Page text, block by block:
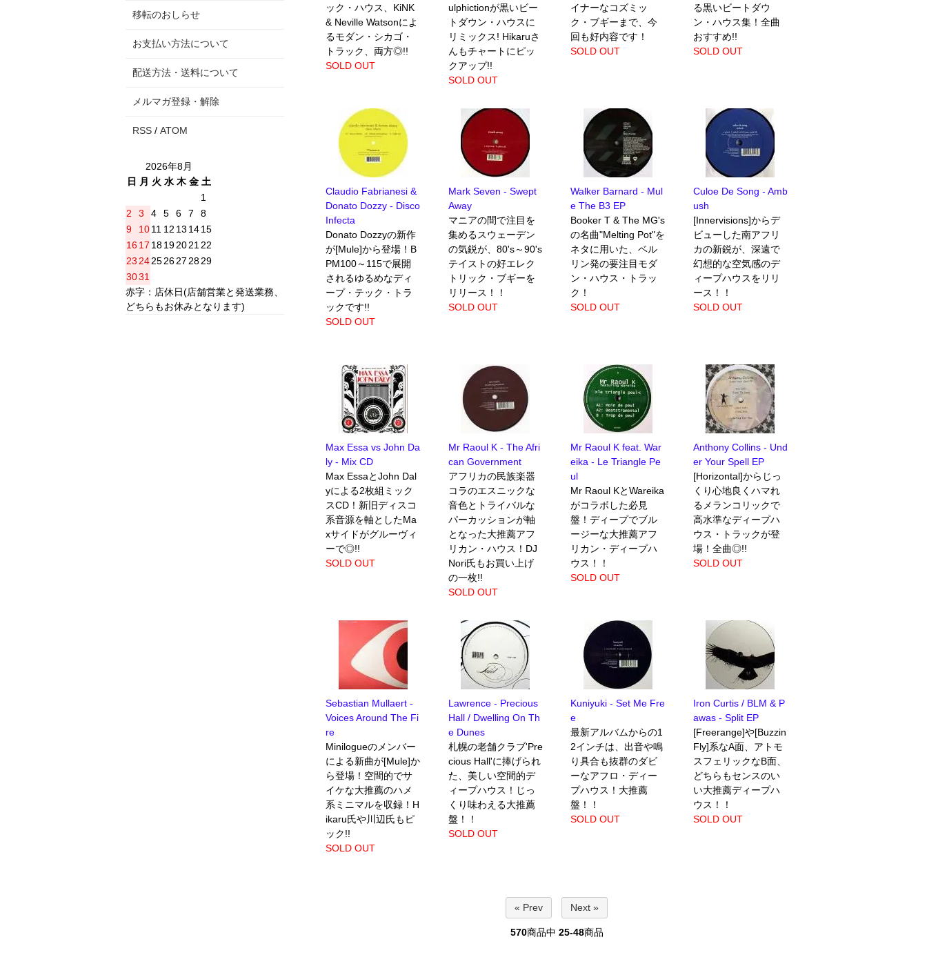
ック・ハウス、KiNK
& Neville Watsonによ
るモダン・シカゴ・
トラック、両方◎!!
SOLD OUT
ulphictionが黒いビー
トダウン・ハウスに
リミックス! Hikaruさ
んもチャートにピッ
クアップ!!
SOLD OUT
イナーなコズミッ
ク・ブギーまで、今
回も好内容です！
SOLD OUT
る黒いビートダウ
ン・ハウス集！全曲
おすすめ!!
SOLD OUT
Claudio Fabrianesi &
Donato Dozzy - Disco
Infecta
Donato Dozzyの新作
が[Mule]から登場！B
PM100～115で展開
されるゆるめなディ
ープ・テック・トラ
ックです!!
SOLD OUT
Mark Seven - Swept
Away
マニアの間で注目を
集めるスウェーデン
の気鋭が、80's～90's
テイストの好エレク
トリック・ブギーを
リリース！！
SOLD OUT
Walker Barnard - Mul
e The B3 EP
Booker T & The MG's
の名曲"Melting Pot"を
ネタに用いた、ベル
リン発の要注目モダ
ン・ハウス・トラッ
ク！
SOLD OUT
Culoe De Song - Amb
ush
[Innervisions]からデ
ビューした南アフリ
カの新鋭が、深遠で
幻想的な空気感のデ
ィープハウスをリリ
ース！！
SOLD OUT
Max Essa vs John Da
ly - Mix CD
Max EssaとJohn Dal
yによる2枚組ミック
スCD！新旧ディスコ
系音源を軸としたMa
xサイドがグルーヴィ
ーで◎!!
SOLD OUT
Mr Raoul K - The Afri
can Government
アフリカの民族楽器
コラのエスニックな
音色とトライバルな
パーカッションが軸
となった大推薦アフ
リカン・ハウス！DJ
Nori氏もお買い上げ
の一枚!!
SOLD OUT
Mr Raoul K feat. War
eika - Le Triangle Pe
ul
Mr Raoul KとWareika
がコラボした必見
盤！ディープでブル
ージーな大推薦アフ
リカン・ディープハ
ウス！！
SOLD OUT
Anthony Collins - Und
er Your Spell EP
[Horizontal]からじっ
くり心地良くハマれ
るメランコリックで
高水準なディープハ
ウス・トラックが登
場！全曲◎!!
SOLD OUT
Sebastian Mullaert -
Voices Around The Fi
re
Minilogueのメンバー
による新曲が[Mule]か
ら登場！空間的でサ
イケな大推薦のハメ
系ミニマルを収録！H
ikaru氏や川辺氏もピ
ック!!
SOLD OUT
Lawrence - Precious
Hall / Dwelling On Th
e Dunes
札幌の老舗クラブ'Pre
cious Hall'に捧げられ
た、美しい空間的デ
ィープハウス！じっ
くり味わえる大推薦
盤！！
SOLD OUT
Kuniyuki - Set Me Fre
e
最新アルバムからの1
2インチは、出音や鳴
り具合も抜群のダビ
ーなアフロ・ディー
プハウス！大推薦
盤！！
SOLD OUT
Iron Curtis / BLM & P
awas - Split EP
[Freerange]や[Buzzin
Fly]系なA面、アトモ
スフェリックなB面、
どちらもセンスのい
い大推薦ディープハ
ウス！！
SOLD OUT
« Prev Next »
570商品中 25-48商品
移転のおしらせ
お支払い方法について
配送方法・送料について
メルマガ登録・解除
RSS / ATOM
2026年8月
日
月 火 水 木 金 土
1
2
3 4 5 6 7
8
9
1011 12 13 1415
16 17 18192021 22
23 24252627 2829
3031
赤字：店休日(店舗営業と発送業務、
どちらもお休みとなります)